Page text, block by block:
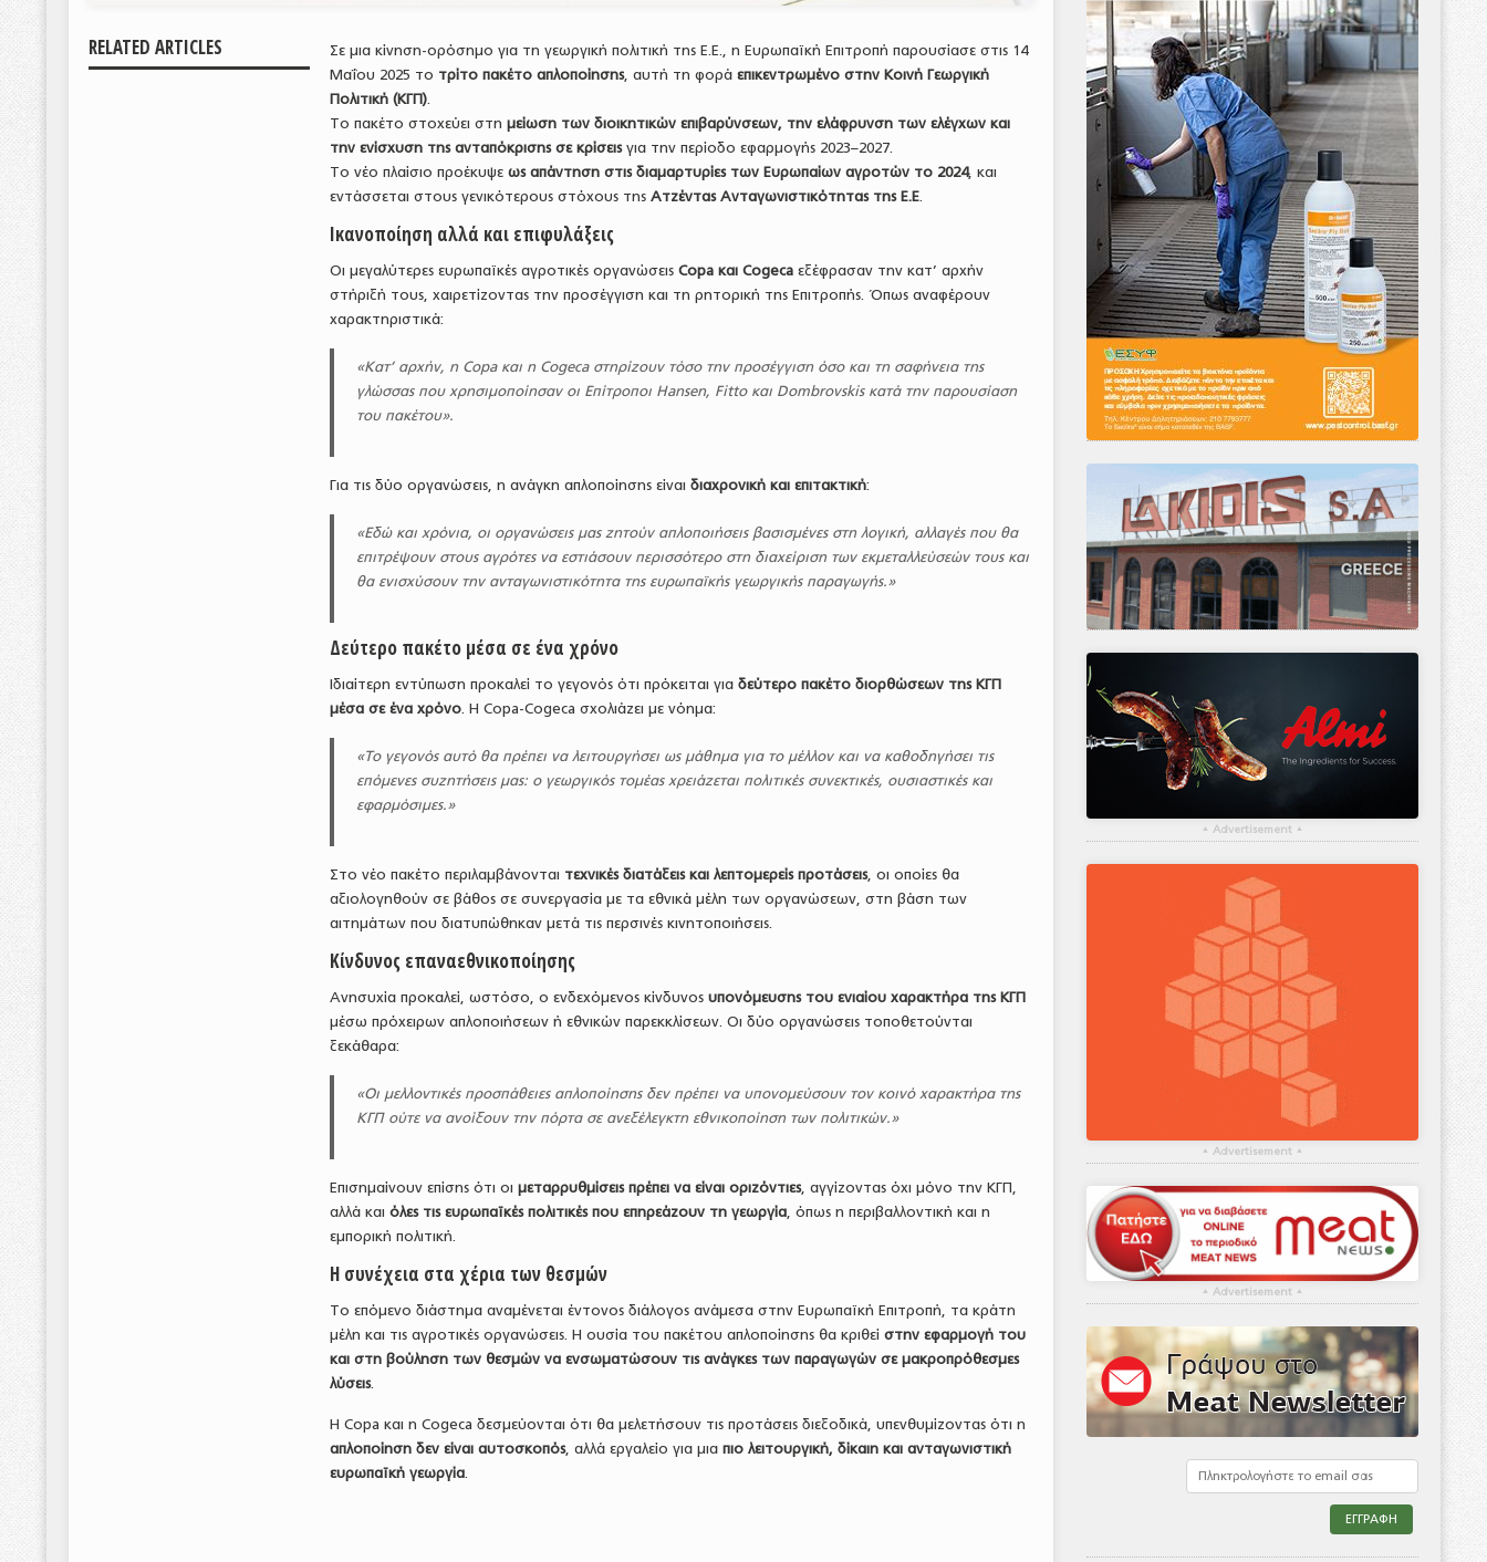
RELATED ARTICLES
Σε μια κίνηση-ορόσημο για τη γεωργική πολιτική της Ε.Ε., η Ευρωπαϊκή Επιτροπή παρουσίασε στις 14
Μαΐου 2025 το τρίτο πακέτο απλοποίησης, αυτή τη φοράεπικεντρωμένο στην Κοινή Γεωργική
Πολιτική (ΚΓΠ).
Το πακέτο στοχεύει στημείωση των διοικητικών επιβαρύνσεων, την ελάφρυνση των ελέγχων και
την ενίσχυση της ανταπόκρισης σε κρίσειςγια την περίοδο εφαρμογής 2023–2027.
Το νέο πλαίσιο προέκυψεως απάντηση στις διαμαρτυρίες των Ευρωπαίων αγροτών το 2024, και
εντάσσεται στους γενικότερους στόχους τηςΑτζέντας Ανταγωνιστικότητας της Ε.Ε.
Ικανοποίηση αλλά και επιφυλάξεις
Οι μεγαλύτερες ευρωπαϊκές αγροτικές οργανώσειςCopa και Cogeca εξέφρασαν την κατ’ αρχήν
στήριξή τους, χαιρετίζοντας την προσέγγιση και τη ρητορική της Επιτροπής. Όπως αναφέρουν
χαρακτηριστικά:
«Κατ’ αρχήν, η Copa και η Cogeca στηρίζουν τόσο την προσέγγιση όσο και τη σαφήνεια της
γλώσσας που χρησιμοποίησαν οι Επίτροποι Hansen, Fitto και Dombrovskis κατά την παρουσίαση
του πακέτου».
Για τις δύο οργανώσεις, η ανάγκη απλοποίησης είναιδιαχρονική και επιτακτική:
«Εδώ και χρόνια, οι οργανώσεις μας ζητούν απλοποιήσεις βασισμένες στη λογική, αλλαγές που θα
επιτρέψουν στους αγρότες να εστιάσουν περισσότερο στη διαχείριση των εκμεταλλεύσεών τους και
θα ενισχύσουν την ανταγωνιστικότητα της ευρωπαϊκής γεωργικής παραγωγής.»
Δεύτερο πακέτο μέσα σε ένα χρόνο
Ιδιαίτερη εντύπωση προκαλεί το γεγονός ότι πρόκειται γιαδεύτερο πακέτο διορθώσεων της ΚΓΠ
μέσα σε ένα χρόνο. Η Copa-Cogeca σχολιάζει με νόημα:
«Το γεγονός αυτό θα πρέπει να λειτουργήσει ως μάθημα για το μέλλον και να καθοδηγήσει τις
επόμενες συζητήσεις μας: ο γεωργικός τομέας χρειάζεται πολιτικές συνεκτικές, ουσιαστικές και
εφαρμόσιμες.»
Στο νέο πακέτο περιλαμβάνονται τεχνικές διατάξεις και λεπτομερείς προτάσεις, οι οποίες θα
αξιολογηθούν σε βάθος σε συνεργασία με τα εθνικά μέλη των οργανώσεων, στη βάση των
αιτημάτων που διατυπώθηκαν μετά τις περσινές κινητοποιήσεις.
Κίνδυνος επαναεθνικοποίησης
Ανησυχία προκαλεί, ωστόσο, ο ενδεχόμενος κίνδυνοςυπονόμευσης του ενιαίου χαρακτήρα της ΚΓΠ
μέσω πρόχειρων απλοποιήσεων ή εθνικών παρεκκλίσεων. Οι δύο οργανώσεις τοποθετούνται
ξεκάθαρα:
«Οι μελλοντικές προσπάθειες απλοποίησης δεν πρέπει να υπονομεύσουν τον κοινό χαρακτήρα της
ΚΓΠ ούτε να ανοίξουν την πόρτα σε ανεξέλεγκτη εθνικοποίηση των πολιτικών.»
Επισημαίνουν επίσης ότι οιμεταρρυθμίσεις πρέπει να είναι οριζόντιες, αγγίζοντας όχι μόνο την ΚΓΠ,
αλλά καιόλες τις ευρωπαϊκές πολιτικές που επηρεάζουν τη γεωργία, όπως η περιβαλλοντική και η
εμπορική πολιτική.
Η συνέχεια στα χέρια των θεσμών
Το επόμενο διάστημα αναμένεται έντονος διάλογος ανάμεσα στην Ευρωπαϊκή Επιτροπή, τα κράτη
μέλη και τις αγροτικές οργανώσεις. Η ουσία του πακέτου απλοποίησης θα κριθείστην εφαρμογή του
και στη βούληση των θεσμών να ενσωματώσουν τις ανάγκες των παραγωγών σε μακροπρόθεσμες
λύσεις.
Η Copa και η Cogeca δεσμεύονται ότι θα μελετήσουν τις προτάσεις διεξοδικά, υπενθυμίζοντας ότι η
απλοποίηση δεν είναι αυτοσκοπός, αλλά εργαλείο για μιαπιο λειτουργική, δίκαιη και ανταγωνιστική
ευρωπαϊκή γεωργία.
▴ Advertisement ▴
▴ Advertisement ▴
▴ Advertisement ▴